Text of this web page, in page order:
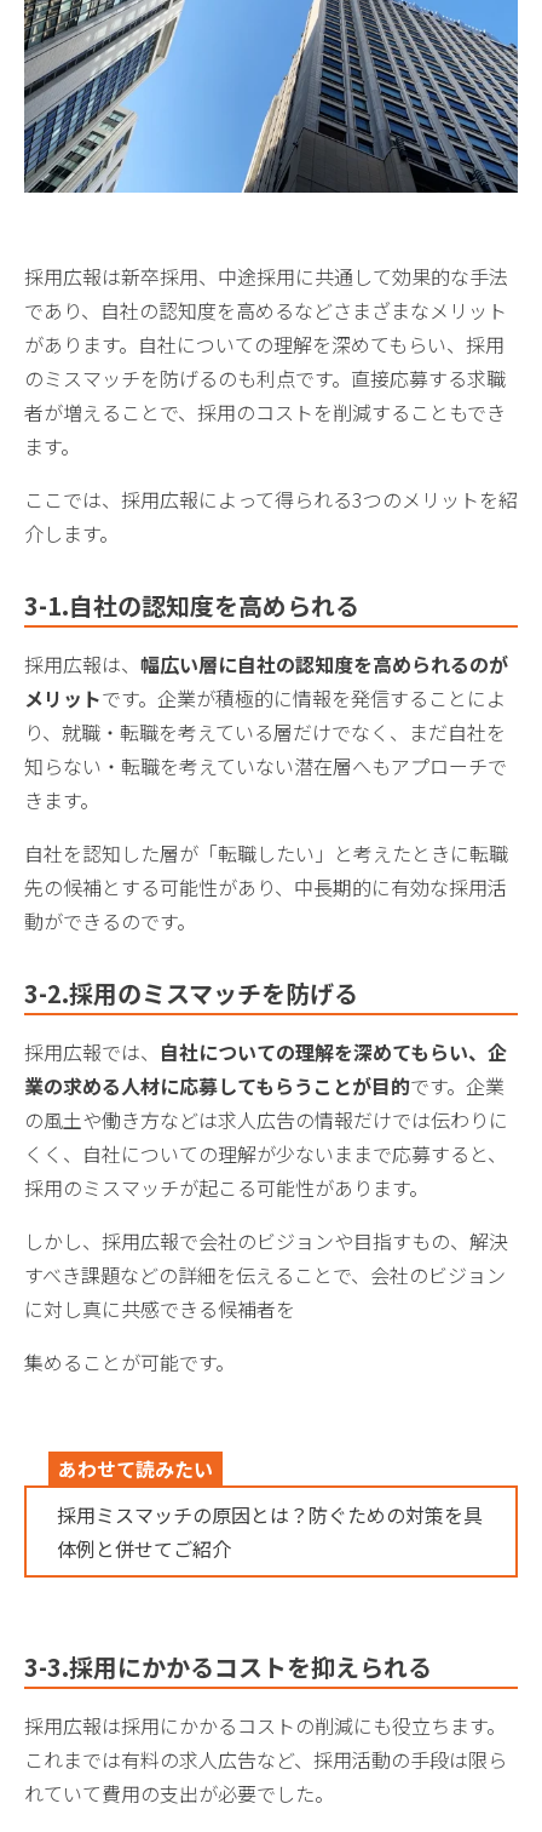
採用広報は新卒採用、中途採用に共通して効果的な手法
であり、自社の認知度を高めるなどさまざまなメリット
があります。自社についての理解を深めてもらい、採用
のミスマッチを防げるのも利点です。直接応募する求職
者が増えることで、採用のコストを削減することもでき
ます。
ここでは、採用広報によって得られる3つのメリットを紹
介します。
3-1.自社の認知度を高められる
採用広報は、 幅広い層に自社の認知度を高められるのが
メリットです。企業が積極的に情報を発信することによ
り、就職・転職を考えている層だけでなく、まだ自社を
知らない・転職を考えていない潜在層へもアプローチで
きます。
自社を認知した層が「転職したい」と考えたときに転職
先の候補とする可能性があり、中長期的に有効な採用活
動ができるのです。
3-2.採用のミスマッチを防げる
採用広報では、 自社についての理解を深めてもらい、企
業の求める人材に応募してもらうことが目的です。企業
の風土や働き方などは求人広告の情報だけでは伝わりに
くく、自社についての理解が少ないままで応募すると、
採用のミスマッチが起こる可能性があります。
しかし、採用広報で会社のビジョンや目指すもの、解決
すべき課題などの詳細を伝えることで、会社のビジョン
に対し真に共感できる候補者を
集めることが可能です。
あわせて読みたい
採用ミスマッチの原因とは？防ぐための対策を具
体例と併せてご紹介
3-3.採用にかかるコストを抑えられる
採用広報は採用にかかるコストの削減にも役立ちます。
これまでは有料の求人広告など、採用活動の手段は限ら
れていて費用の支出が必要でした。